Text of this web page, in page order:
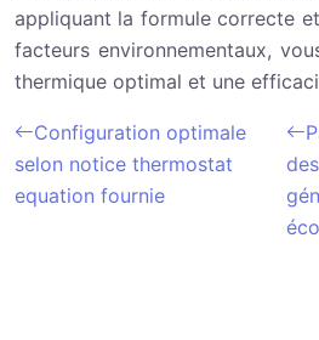
appliquant la formule correcte
facteurs environnementaux,
thermique optimal et une
Configuration optimale
selon notice thermostat
equation fournie